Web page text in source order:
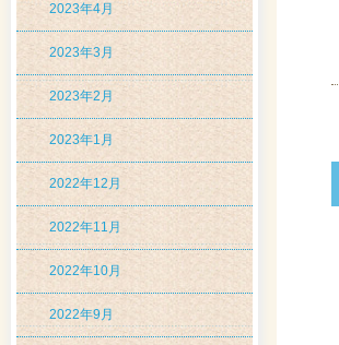
2023年4月
2023年3月
2023年2月
2023年1月
2022年12月
2022年11月
2022年10月
2022年9月